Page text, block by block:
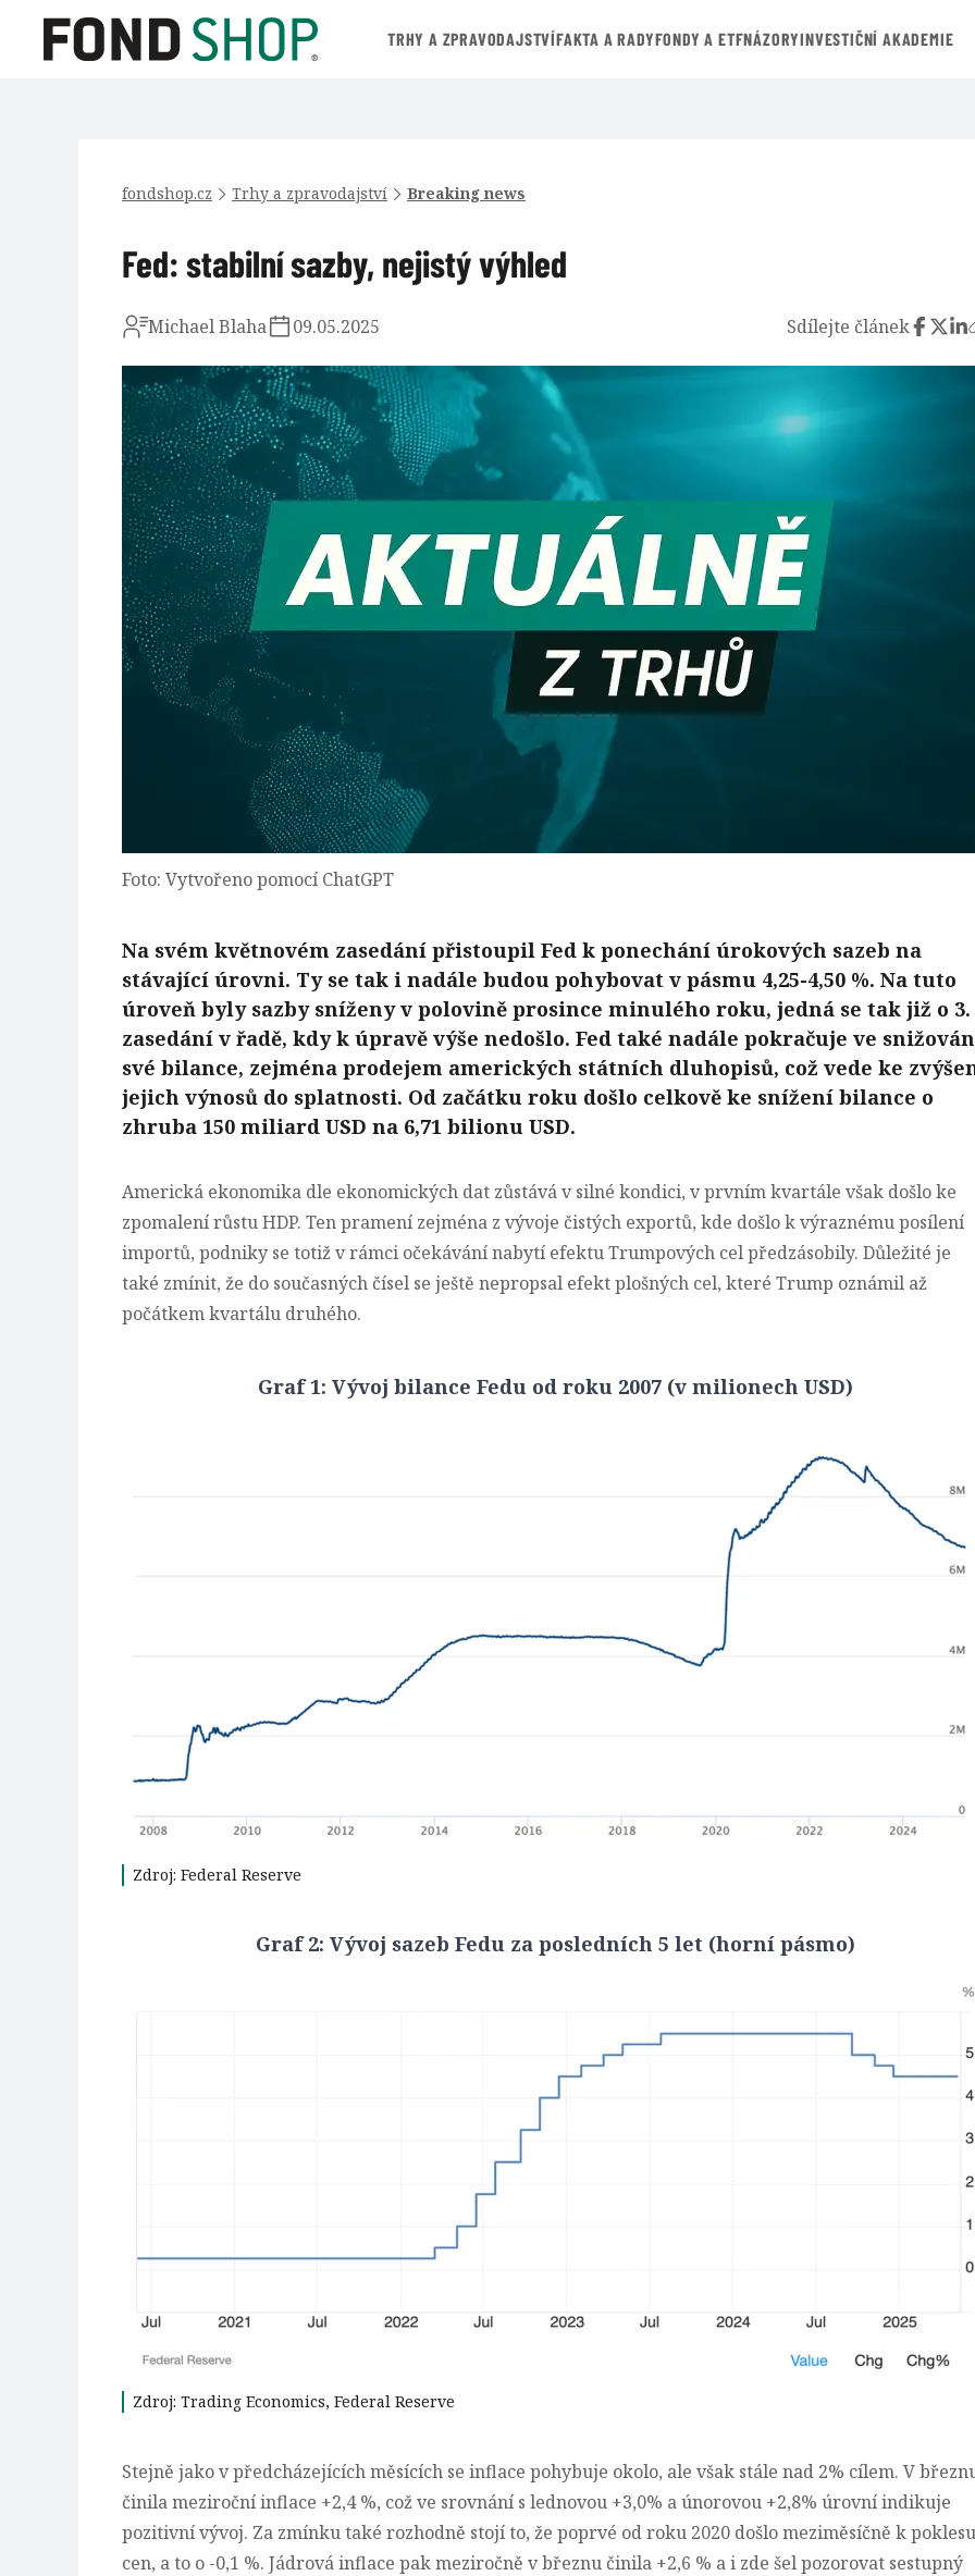
TRHY A ZPRAVODAJSTVÍFAKTA A RADYFONDY A ETFNÁZORYINVESTIČNÍ AKADEMIE
fondshop.cz Trhy a zpravodajství Breaking news
Fed: stabilní sazby, nejistý výhled
Michael Blaha 09.05.2025 Sdílejte článek
Foto: Vytvořeno pomocí ChatGPT
Na svém květnovém zasedání přistoupil Fed k ponechání úrokových sazeb na
stávající úrovni. Ty se tak i nadále budou pohybovat v pásmu 4,25-4,50 %. Na tuto
úroveň byly sazby sníženy v polovině prosince minulého roku, jedná se tak již o 3.
zasedání v řadě, kdy k úpravě výše nedošlo. Fed také nadále pokračuje ve
své bilance, zejména prodejem amerických státních dluhopisů, což vede ke
jejich výnosů do splatnosti. Od začátku roku došlo celkově ke snížení bilance o
zhruba 150 miliard USD na 6,71 bilionu USD.
Americká ekonomika dle ekonomických dat zůstává v silné kondici, v prvním kvartále však došlo ke
zpomalení růstu HDP. Ten pramení zejména z vývoje čistých exportů, kde došlo k výraznému posílení
importů, podniky se totiž v rámci očekávání nabytí efektu Trumpových cel předzásobily. Důležité je
také zmínit, že do současných čísel se ještě nepropsal efekt plošných cel, které Trump oznámil až
počátkem kvartálu druhého.
Graf 1: Vývoj bilance Fedu od roku 2007 (v milionech USD)
Zdroj: Federal Reserve
Graf 2: Vývoj sazeb Fedu za posledních 5 let (horní pásmo)
Zdroj: Trading Economics, Federal Reserve
Stejně jako v předcházejících měsících se inflace pohybuje okolo, ale však stále nad 2% cílem. V
činila meziroční inflace +2,4 %, což ve srovnání s lednovou +3,0% a únorovou +2,8% úrovní indikuje
pozitivní vývoj. Za zmínku také rozhodně stojí to, že poprvé od roku 2020 došlo meziměsíčně k poklesu
cen, a to o -0,1 %. Jádrová inflace pak meziročně v březnu činila +2,6 % a i zde šel pozorovat sestupný